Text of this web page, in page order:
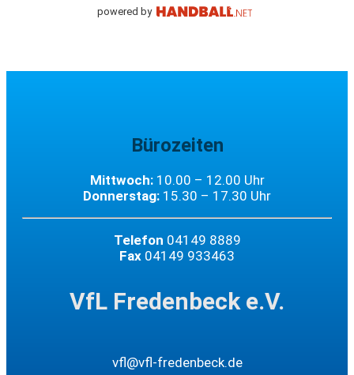
powered by
Bürozeiten
Mittwoch:10.00 – 12.00 Uhr
Donnerstag: 15.30 – 17.30 Uhr
Telefon 04149 8889
Fax 04149 933463
VfL Fredenbeck e.V.
vfl@vfl-fredenbeck.de